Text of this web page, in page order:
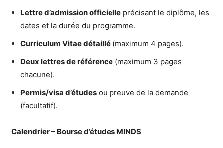
Lettre d’admission officielle précisant le diplôme, les
dates et la durée du programme.
Curriculum Vitae détaillé (maximum 4 pages).
Deux lettres de référence (maximum 3 pages
chacune).
Permis/visa d’études ou preuve de la demande
(facultatif).
Calendrier – Bourse d’études MINDS